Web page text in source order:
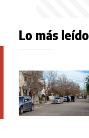
Lo más leído